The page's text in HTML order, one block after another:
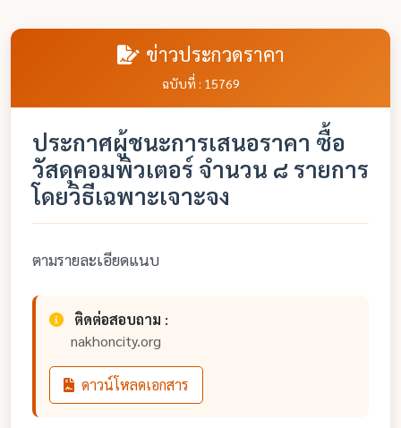
ข่าวประกวดราคา
ฉบับที่ : 15769
ประกาศผู้ชนะการเสนอราคา ซื้อ
วัสดุคอมพิวเตอร์ จำนวน ๘ รายการ
โดยวิธีเฉพาะเจาะจง
ตามรายละเอียดแนบ
ติดต่อสอบถาม :
nakhoncity.org
ดาวน์โหลดเอกสาร